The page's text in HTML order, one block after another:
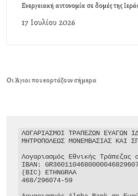
Ενεργειακή αυτονομία σε δομές της
17 Ιουλίου 2026
Οι Άγιοι που εορτάζουν σήμερα
ΛΟΓΑΡΙΑΣΜΟΙ ΤΡΑΠΕΖΩΝ ΕΥΑΓΩΝ
ΜΗΤΡΟΠΟΛΕΩΣ ΜΟΝΕΜΒΑΣΙΑΣ ΚΑΙ
Λογαριασμός Εθνικής
IBAN:
(BIC) ETHNGRAA
468/296074-59